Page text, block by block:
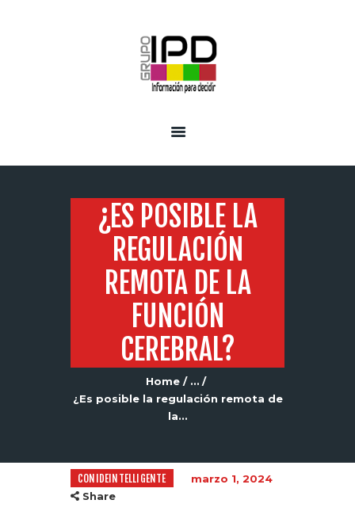
¿ES POSIBLE LA
REGULACIÓN
REMOTA DE LA
FUNCIÓN
CEREBRAL?
Home
...
¿Es posible la regulación remota de
la...
CONIDEINTELLIGENTE
marzo 1, 2024
Share